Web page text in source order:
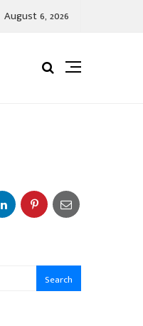
August 6, 2026
Search